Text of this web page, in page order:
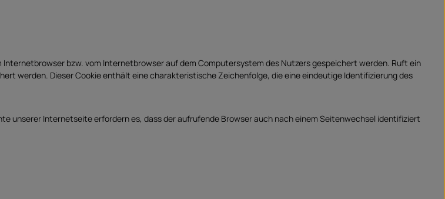
bzw. vom Internetbrowser auf dem Computersystem des Nutzers gespeichert werden. Ruft ein
werden. Dieser Cookie enthält eine charakteristische Zeichenfolge, die eine eindeutige Identifizierung des
unserer Internetseite erfordern es, dass der aufrufende Browser auch nach einem Seitenwechsel identifiziert